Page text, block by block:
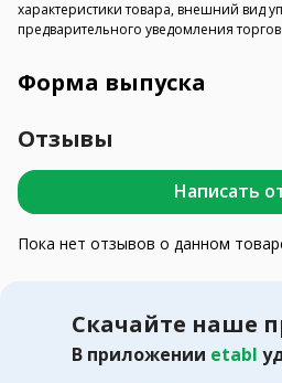
характеристики товара, внешний вид
предварительного уведомления
Форма выпуска
Отзывы
Написать
Пока нет отзывов о данном
Скачайте наше
В приложении etabl